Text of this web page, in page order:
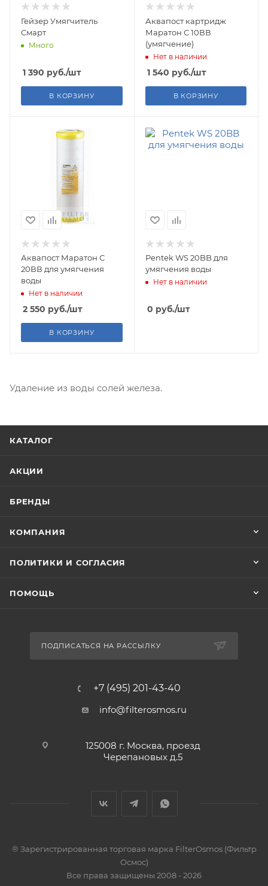
Гейзер Умягчитель
Смарт
Много
1 390 руб./шт
В КОРЗИНУ
Аквапост картридж
Маратон С 10ВВ
(умягчение)
Нет в наличии
1 540 руб./шт
В КОРЗИНУ
Аквапост Маратон С
20ВВ для умягчения
воды
Нет в наличии
2 550 руб./шт
В КОРЗИНУ
Pentek WS 20BB для
умягчения воды
Нет в наличии
0 руб./шт
Удаление из воды солей железа.
КАТАЛОГ
АКЦИИ
БРЕНДЫ
КОМПАНИЯ
ПОЛИТИКИ И СОГЛАСИЯ
ПОМОЩЬ
ПОДПИСАТЬСЯ НА РАССЫЛКУ
+7 (495) 201-43-40
info@filterosmos.ru
125008 г. Москва, проезд
Черепановых д.5
® Зарегистрированная торговая марка FilterOsmos (Фильтр
Осмос)
Все права защищены 2008 - 2026